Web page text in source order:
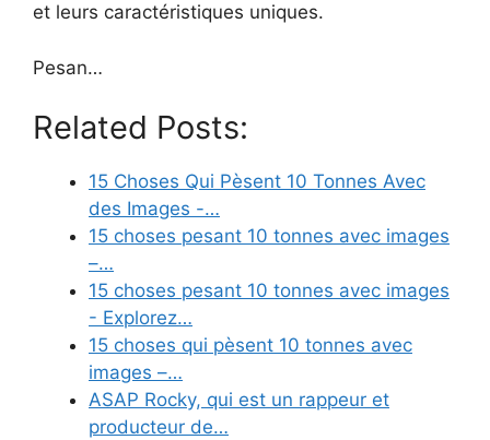
et leurs caractéristiques uniques.
Pesan…
Related Posts:
15 Choses Qui Pèsent 10 Tonnes Avec
des Images -…
15 choses pesant 10 tonnes avec images
–…
15 choses pesant 10 tonnes avec images
- Explorez…
15 choses qui pèsent 10 tonnes avec
images –…
ASAP Rocky, qui est un rappeur et
producteur de…